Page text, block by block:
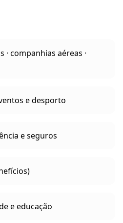
· companhias aéreas ·
e desporto
e seguros
e educação